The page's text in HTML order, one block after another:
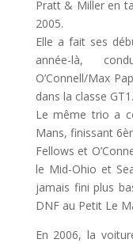
Pratt & Miller en
2005.
Elle a fait ses
année-là,
O’Connell/Max
dans la classe GT1.
Le même trio a
Mans, finissant
Fellows et
le Mid-Ohio et
jamais fini plus
DNF au Petit Le
En 2006, la